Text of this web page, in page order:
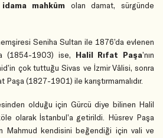
idama mahkûm olan damat, sürgünde
Seniha Sultan ile 1876’da evlenen
(1854-1903) ise, Halil Rıfat Paşa’nın
çok tuttuğu Sivas ve İzmir Vâlisi, sonra
Paşa (1827-1901) ile karıştırmamalıdır.
olduğu için Gürcü diye bilinen Halil
olarak İstanbul’a getirildi. Hüsrev Paşa
Mahmud kendisini beğendiği için vali ve